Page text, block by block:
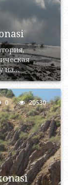
на...
0 20530